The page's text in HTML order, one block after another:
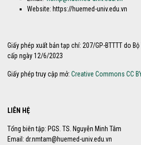
Website: https://huemed-univ.edu.vn
Giấy phép xuất bản tạp chí: 207/GP-BTTTT do
cấp ngày 12/6/2023
Giấy phép truy cập mở: Creative Commons CC
LIÊN HỆ
Tổng biên tập: PGS. TS. Nguyễn Minh Tâm
Email: dr.nmtam@huemed-univ.edu.vn